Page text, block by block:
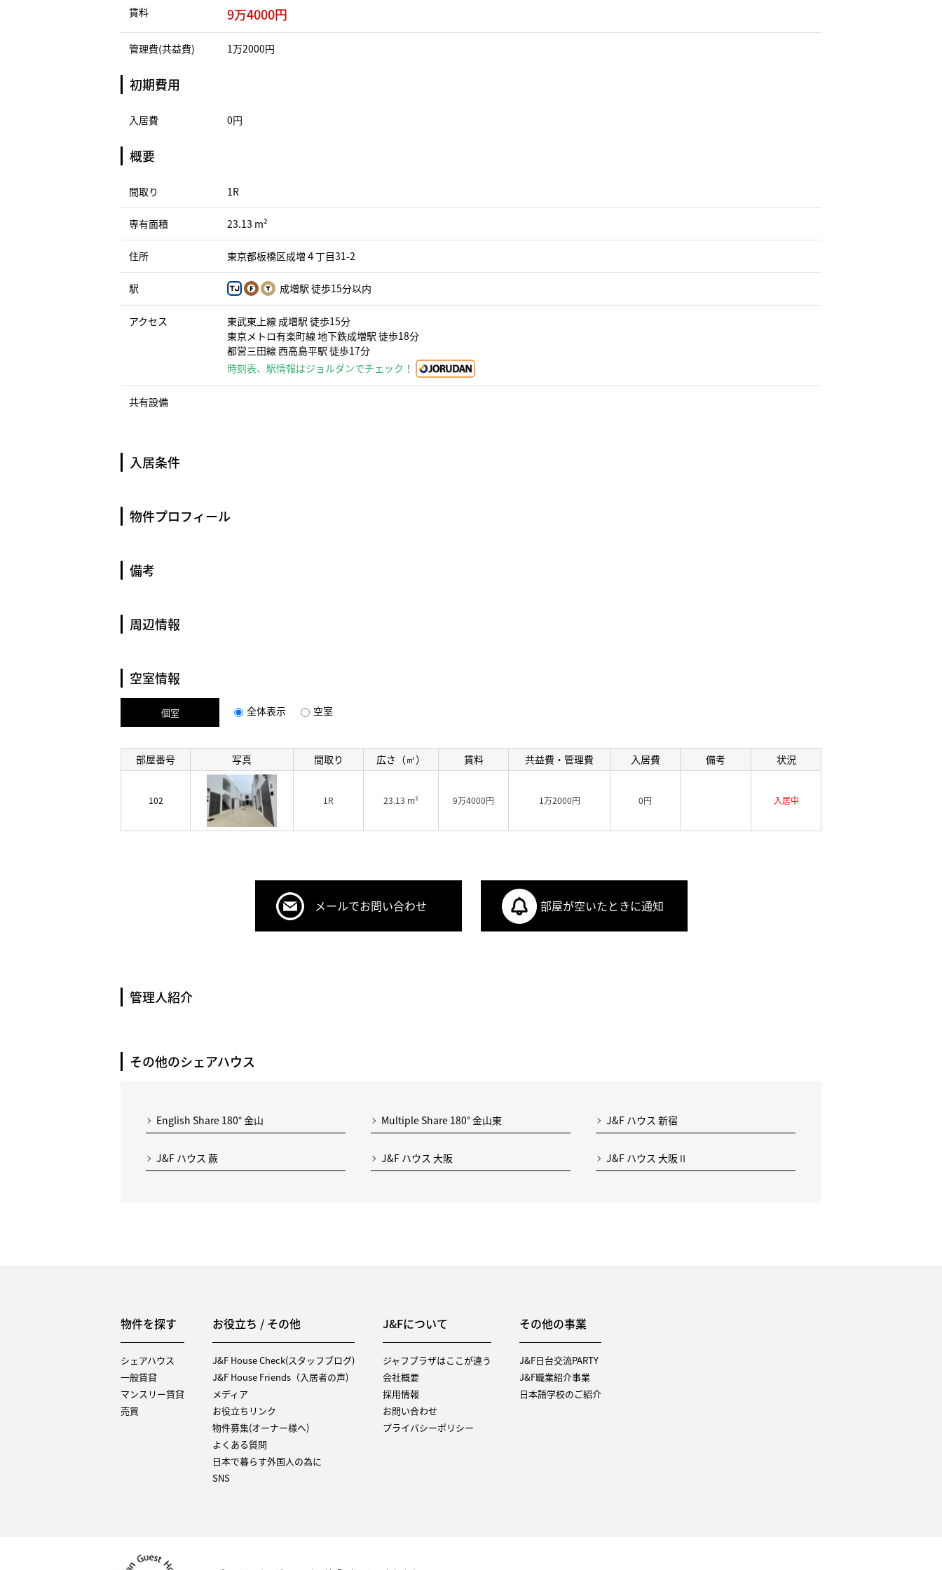
賃料 9万4000円
管理費(共益費) 1万2000円
初期費用
入居費 0円
概要
間取り 1R
専有面積 23.13 m²
住所 東京都板橋区成増４丁目31-2
駅 成増駅 徒歩15分以内
アクセス
東武東上線 成増駅 徒歩15分
東京メトロ有楽町線 地下鉄成増駅 徒歩18分
都営三田線 西高島平駅 徒歩17分
時刻表、駅情報はジョルダンでチェック！
共有設備
入居条件
物件プロフィール
備考
周辺情報
空室情報
個室 全体表示 空室
部屋番号 写真 間取り 広さ（㎡） 賃料 共益費・管理費 入居費 備考 状況
102 1R 23.13 m² 9万4000円 1万2000円 0円 入居中
メールでお問い合わせ 部屋が空いたときに通知
管理人紹介
その他のシェアハウス
English Share 180° 金山 Multiple Share 180° 金山東 J&F ハウス 新宿
J&F ハウス 蕨 J&F ハウス 大阪 J&F ハウス 大阪Ⅱ
物件を探す
シェアハウス
一般賃貸
マンスリー賃貸
売買
お役立ち / その他
J&F House Check(スタッフブログ)
J&F House Friends（入居者の声)
メディア
お役立ちリンク
物件募集(オーナー様へ)
よくある質問
日本で暮らす外国人の為に
SNS
J&Fについて
ジャフプラザはここが違う
会社概要
採用情報
お問い合わせ
プライバシーポリシー
その他の事業
J&F日台交流PARTY
J&F職業紹介事業
日本語学校のご紹介